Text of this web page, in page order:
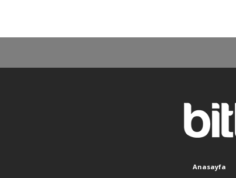
Anasayfa